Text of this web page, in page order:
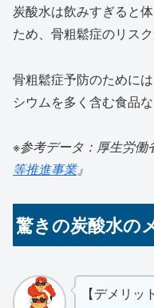
炭酸水は飲みすぎると
ため、骨粗鬆症のリス
骨粗鬆症予防のために
シウムを多く含む食品
※参考データ：厚生労働
等推進事業』
驚きの炭酸水の
【デメリ